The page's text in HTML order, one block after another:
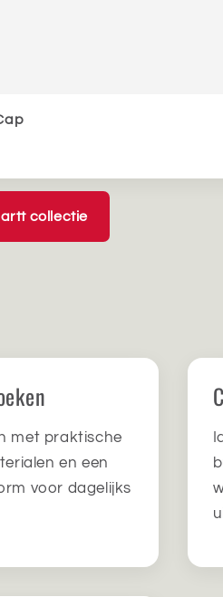
collectie
met praktische
en een
voor dagelijks